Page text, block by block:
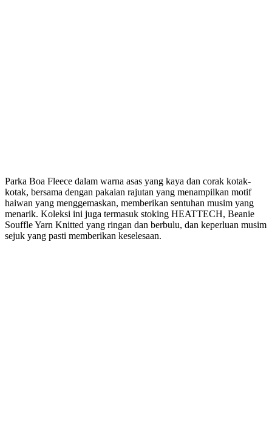
Parka Boa Fleece dalam warna asas yang kaya dan corak kotak-
kotak, bersama dengan pakaian rajutan yang menampilkan motif
haiwan yang menggemaskan, memberikan sentuhan musim yang
menarik. Koleksi ini juga termasuk stoking HEATTECH, Beanie
Souffle Yarn Knitted yang ringan dan berbulu, dan keperluan musim
sejuk yang pasti memberikan keselesaan.